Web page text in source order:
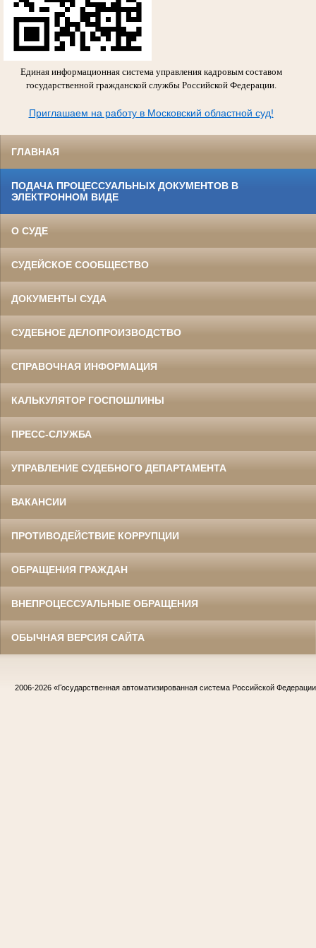
Единая информационная система управления кадровым составом
государственной гражданской службы Российской Федерации.
Приглашаем на работу в Московский областной суд!
ГЛАВНАЯ
ПОДАЧА ПРОЦЕССУАЛЬНЫХ ДОКУМЕНТОВ В
ЭЛЕКТРОННОМ ВИДЕ
О СУДЕ
СУДЕЙСКОЕ СООБЩЕСТВО
ДОКУМЕНТЫ СУДА
СУДЕБНОЕ ДЕЛОПРОИЗВОДСТВО
СПРАВОЧНАЯ ИНФОРМАЦИЯ
КАЛЬКУЛЯТОР ГОСПОШЛИНЫ
ПРЕСС-СЛУЖБА
УПРАВЛЕНИЕ СУДЕБНОГО ДЕПАРТАМЕНТА
ВАКАНСИИ
ПРОТИВОДЕЙСТВИЕ КОРРУПЦИИ
ОБРАЩЕНИЯ ГРАЖДАН
ВНЕПРОЦЕССУАЛЬНЫЕ ОБРАЩЕНИЯ
ОБЫЧНАЯ ВЕРСИЯ САЙТА
2006-2026 «Государственная автоматизированная система Российской